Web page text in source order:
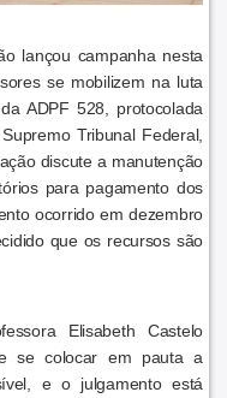
lançou campanha nesta
se mobilizem na luta
ADPF 528, protocolada
Tribunal Federal,
discute a manutenção
para pagamento dos
ocorrido em dezembro
que os recursos são
Elisabeth Castelo
se colocar em pauta a
e o julgamento está